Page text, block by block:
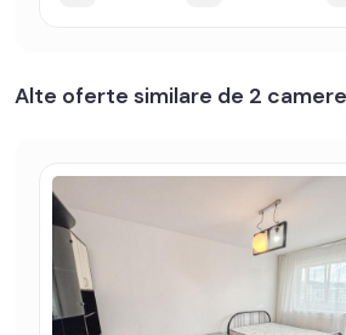
Alte oferte similare de 2